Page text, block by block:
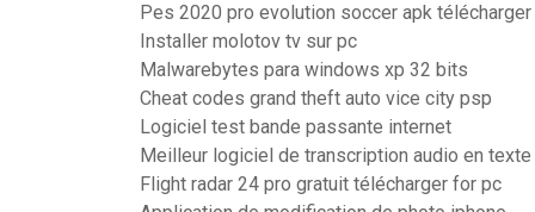
Pes 2020 pro evolution soccer apk télécharger
Installer molotov tv sur pc
Malwarebytes para windows xp 32 bits
Cheat codes grand theft auto vice city psp
Logiciel test bande passante internet
Meilleur logiciel de transcription audio en texte
Flight radar 24 pro gratuit télécharger for pc